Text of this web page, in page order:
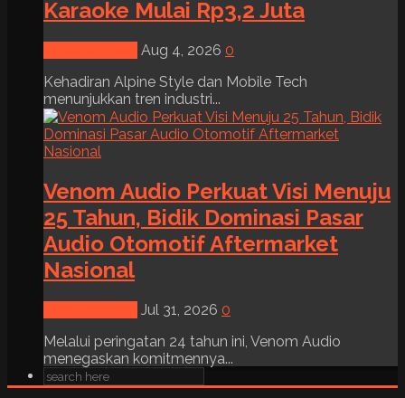
Karaoke Mulai Rp3,2 Juta
Aug 4, 2026 0
Kehadiran Alpine Style dan Mobile Tech
menunjukkan tren industri...
Venom Audio Perkuat Visi Menuju
25 Tahun, Bidik Dominasi Pasar
Audio Otomotif Aftermarket
Nasional
Jul 31, 2026 0
Melalui peringatan 24 tahun ini, Venom Audio
menegaskan komitmennya...